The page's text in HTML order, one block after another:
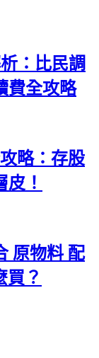
：比民調
費全攻略
略：存股
！
原物料 配
買？